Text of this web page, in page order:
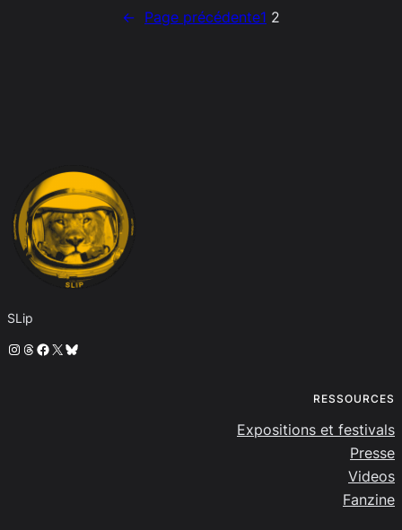
← Page précédente1 2
SLip
Instagram
Threads
Facebook
X Bluesky
RESSOURCES
Expositions et festivals
Presse
Videos
Fanzine